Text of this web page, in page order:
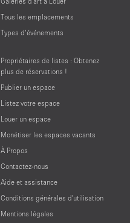
Tous les emplacements
Types d’événements
Propriétaires de listes : Obtenez
plus de réservations !
Publier un espace
Listez votre espace
Louer un espace
Monétiser les espaces vacants
À Propos
Contactez-nous
Aide et assistance
Conditions générales d'utilisation
Mentions légales